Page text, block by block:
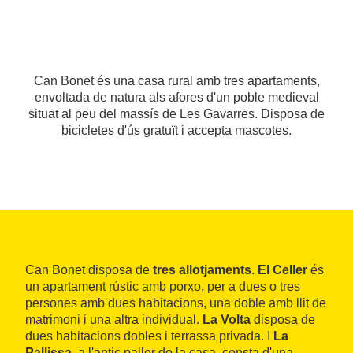
Can Bonet és una casa rural amb tres apartaments,
envoltada de natura als afores d'un poble medieval
situat al peu del massís de Les Gavarres. Disposa de
bicicletes d'ús gratuït i accepta mascotes.
Can Bonet disposa de tres allotjaments. El Celler és
un apartament rústic amb porxo, per a dues o tres
persones amb dues habitacions, una doble amb llit de
matrimoni i una altra individual. La Volta disposa de
dues habitacions dobles i terrassa privada. I
La